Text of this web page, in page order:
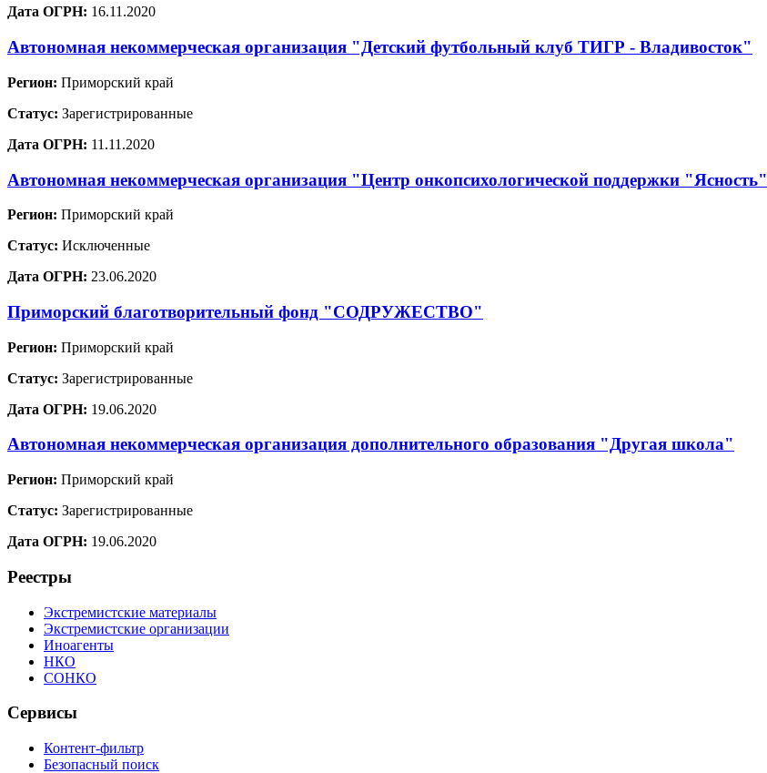
Дата ОГРН: 16.11.2020
Автономная некоммерческая организация "Детский футбольный клуб ТИГР - Владивосток"
Регион: Приморский край
Статус: Зарегистрированные
Дата ОГРН: 11.11.2020
Автономная некоммерческая организация "Центр онкопсихологической поддержки "Ясность"
Регион: Приморский край
Статус: Исключенные
Дата ОГРН: 23.06.2020
Приморский благотворительный фонд "СОДРУЖЕСТВО"
Регион: Приморский край
Статус: Зарегистрированные
Дата ОГРН: 19.06.2020
Автономная некоммерческая организация дополнительного образования "Другая школа"
Регион: Приморский край
Статус: Зарегистрированные
Дата ОГРН: 19.06.2020
Реестры
Экстремистские материалы
Экстремистские организации
Иноагенты
НКО
СОНКО
Сервисы
Контент-фильтр
Безопасный поиск